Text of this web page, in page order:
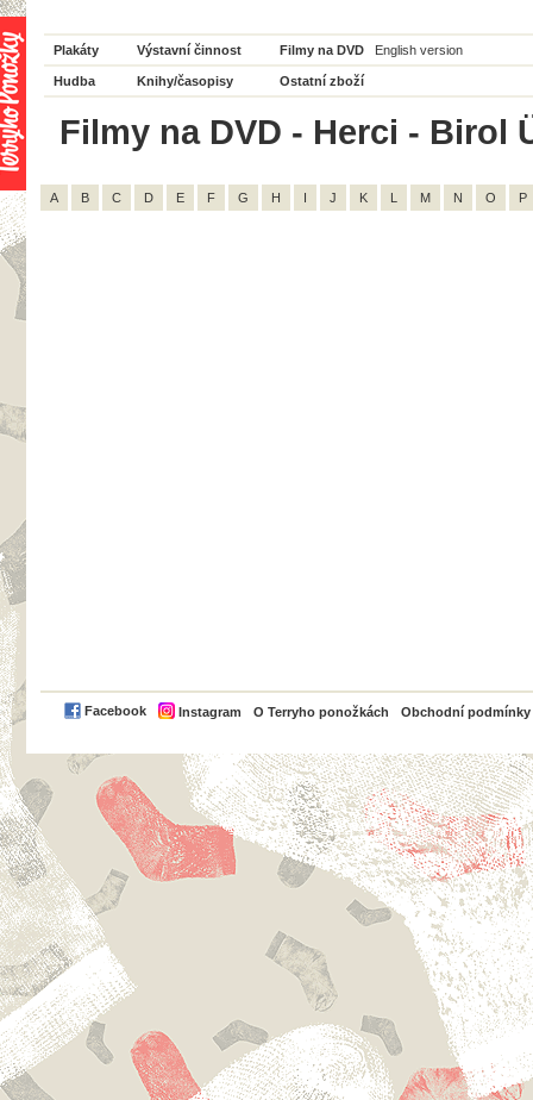
Plakáty Výstavní činnost Filmy na DVD English version
Hudba Knihy/časopisy Ostatní zboží
Filmy na DVD - Herci - Birol
A B C D E F G H I J K L M N O P
Facebook Instagram O Terryho ponožkách Obchodní podmínky
PayPal